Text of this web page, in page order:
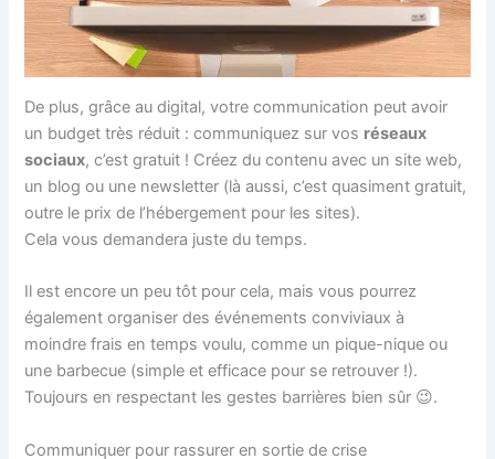
De plus, grâce au digital, votre communication peut avoir
un budget très réduit : communiquez sur vos réseaux
sociaux, c’est gratuit ! Créez du contenu avec un site web,
un blog ou une newsletter (là aussi, c’est quasiment gratuit,
outre le prix de l’hébergement pour les sites).
Cela vous demandera juste du temps.
Il est encore un peu tôt pour cela, mais vous pourrez
également organiser des événements conviviaux à
moindre frais en temps voulu, comme un pique-nique ou
une barbecue (simple et efficace pour se retrouver !).
Toujours en respectant les gestes barrières bien sûr 😉.
Communiquer pour rassurer en sortie de crise